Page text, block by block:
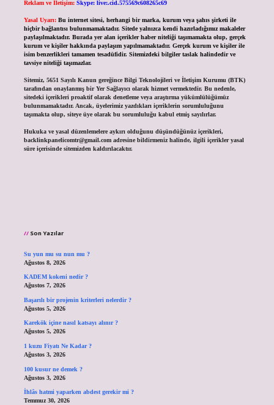
Reklam ve İletişim: Skype: live:.cid.575569c608265c69
Yasal Uyarı: Bu internet sitesi, herhangi bir marka, kurum veya şahıs şirketi ile
hiçbir bağlantısı bulunmamaktadır. Sitede yalnızca kendi hazırladığımız makaleler
paylaşılmaktadır. Burada yer alan içerikler haber niteliği taşımamakta olup, gerçek
kurum ve kişiler hakkında paylaşım yapılmamaktadır. Gerçek kurum ve kişiler ile
isim benzerlikleri tamamen tesadüfidir. Sitemizdeki bilgiler taslak halindedir ve
tavsiye niteliği taşımazlar.
Sitemiz, 5651 Sayılı Kanun gereğince Bilgi Teknolojileri ve İletişim Kurumu (BTK)
tarafından onaylanmış bir Yer Sağlayıcı olarak hizmet vermektedir. Bu nedenle,
sitedeki içerikleri proaktif olarak denetleme veya araştırma yükümlülüğümüz
bulunmamaktadır. Ancak, üyelerimiz yazdıkları içeriklerin sorumluluğunu
taşımakta olup, siteye üye olarak bu sorumluluğu kabul etmiş sayılırlar.
Hukuka ve yasal düzenlemelere aykırı olduğunu düşündüğünüz içerikleri,
backlinkpanelicomtr@gmail.comadresine bildirmeniz halinde, ilgili içerikler yasal
süre içerisinde sitemizden kaldırılacaktır.
Son Yazılar
Su yun mu su nun mu ?
Ağustos 8, 2026
KADEM kokeni nedir ?
Ağustos 7, 2026
Başarılı bir projenin kriterleri nelerdir ?
Ağustos 5, 2026
Karekök içine nasıl katsayı alınır ?
Ağustos 5, 2026
1 kuzu Fiyatı Ne Kadar ?
Ağustos 3, 2026
100 kusur ne demek ?
Ağustos 3, 2026
İhlâs hatmi yaparken abdest gerekir mi ?
Temmuz 30, 2026